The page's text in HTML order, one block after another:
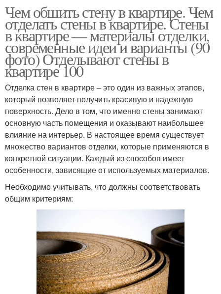
Чем обшить стену в квартире. Чем
отделать стены в квартире. Стены
в квартире — материалы отделки,
современные идеи и варианты (90
фото) Отделывают стены в
квартире 100
Отделка стен в квартире – это один из важных этапов,
который позволяет получить красивую и надежную
поверхность. Дело в том, что именно стены занимают
основную часть помещения и оказывают наибольшее
влияние на интерьер. В настоящее время существует
множество вариантов отделки, которые применяются в
конкретной ситуации. Каждый из способов имеет
особенности, зависящие от используемых материалов.
Необходимо учитывать, что должны соответствовать
общим критериям: